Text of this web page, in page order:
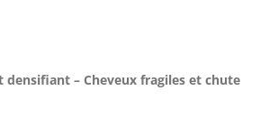
– Cheveux fragiles et chute